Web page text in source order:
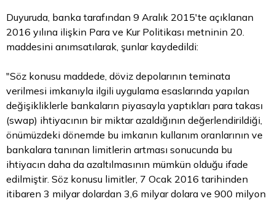
Duyuruda, banka tarafından 9 Aralık 2015'te açıklanan
2016 yılına ilişkin Para ve Kur Politikası metninin 20.
maddesini anımsatılarak, şunlar kaydedildi:
"Söz konusu maddede, döviz depolarının teminata
verilmesi imkanıyla ilgili uygulama esaslarında yapılan
değişikliklerle bankaların piyasayla yaptıkları para takası
(swap) ihtiyacının bir miktar azaldığının değerlendirildiği,
önümüzdeki dönemde bu imkanın kullanım oranlarının ve
bankalara tanınan limitlerin artması sonucunda bu
ihtiyacın daha da azaltılmasının mümkün olduğu ifade
edilmiştir. Söz konusu limitler, 7 Ocak 2016 tarihinden
itibaren 3 milyar dolardan 3,6 milyar dolara ve 900 milyon